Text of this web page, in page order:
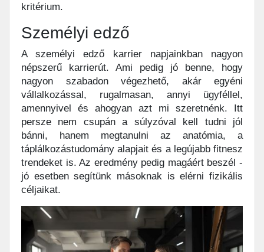
kritérium.
Személyi edző
A személyi edző karrier napjainkban nagyon
népszerű karrierút. Ami pedig jó benne, hogy
nagyon szabadon végezhető, akár egyéni
vállalkozással, rugalmasan, annyi ügyféllel,
amennyivel és ahogyan azt mi szeretnénk. Itt
persze nem csupán a súlyzóval kell tudni jól
bánni, hanem megtanulni az anatómia, a
táplálkozástudomány alapjait és a legújabb fitnesz
trendeket is. Az eredmény pedig magáért beszél -
jó esetben segítünk másoknak is elérni fizikális
céljaikat.